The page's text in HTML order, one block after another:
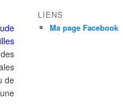
de
LIENS
Ma page Facebook